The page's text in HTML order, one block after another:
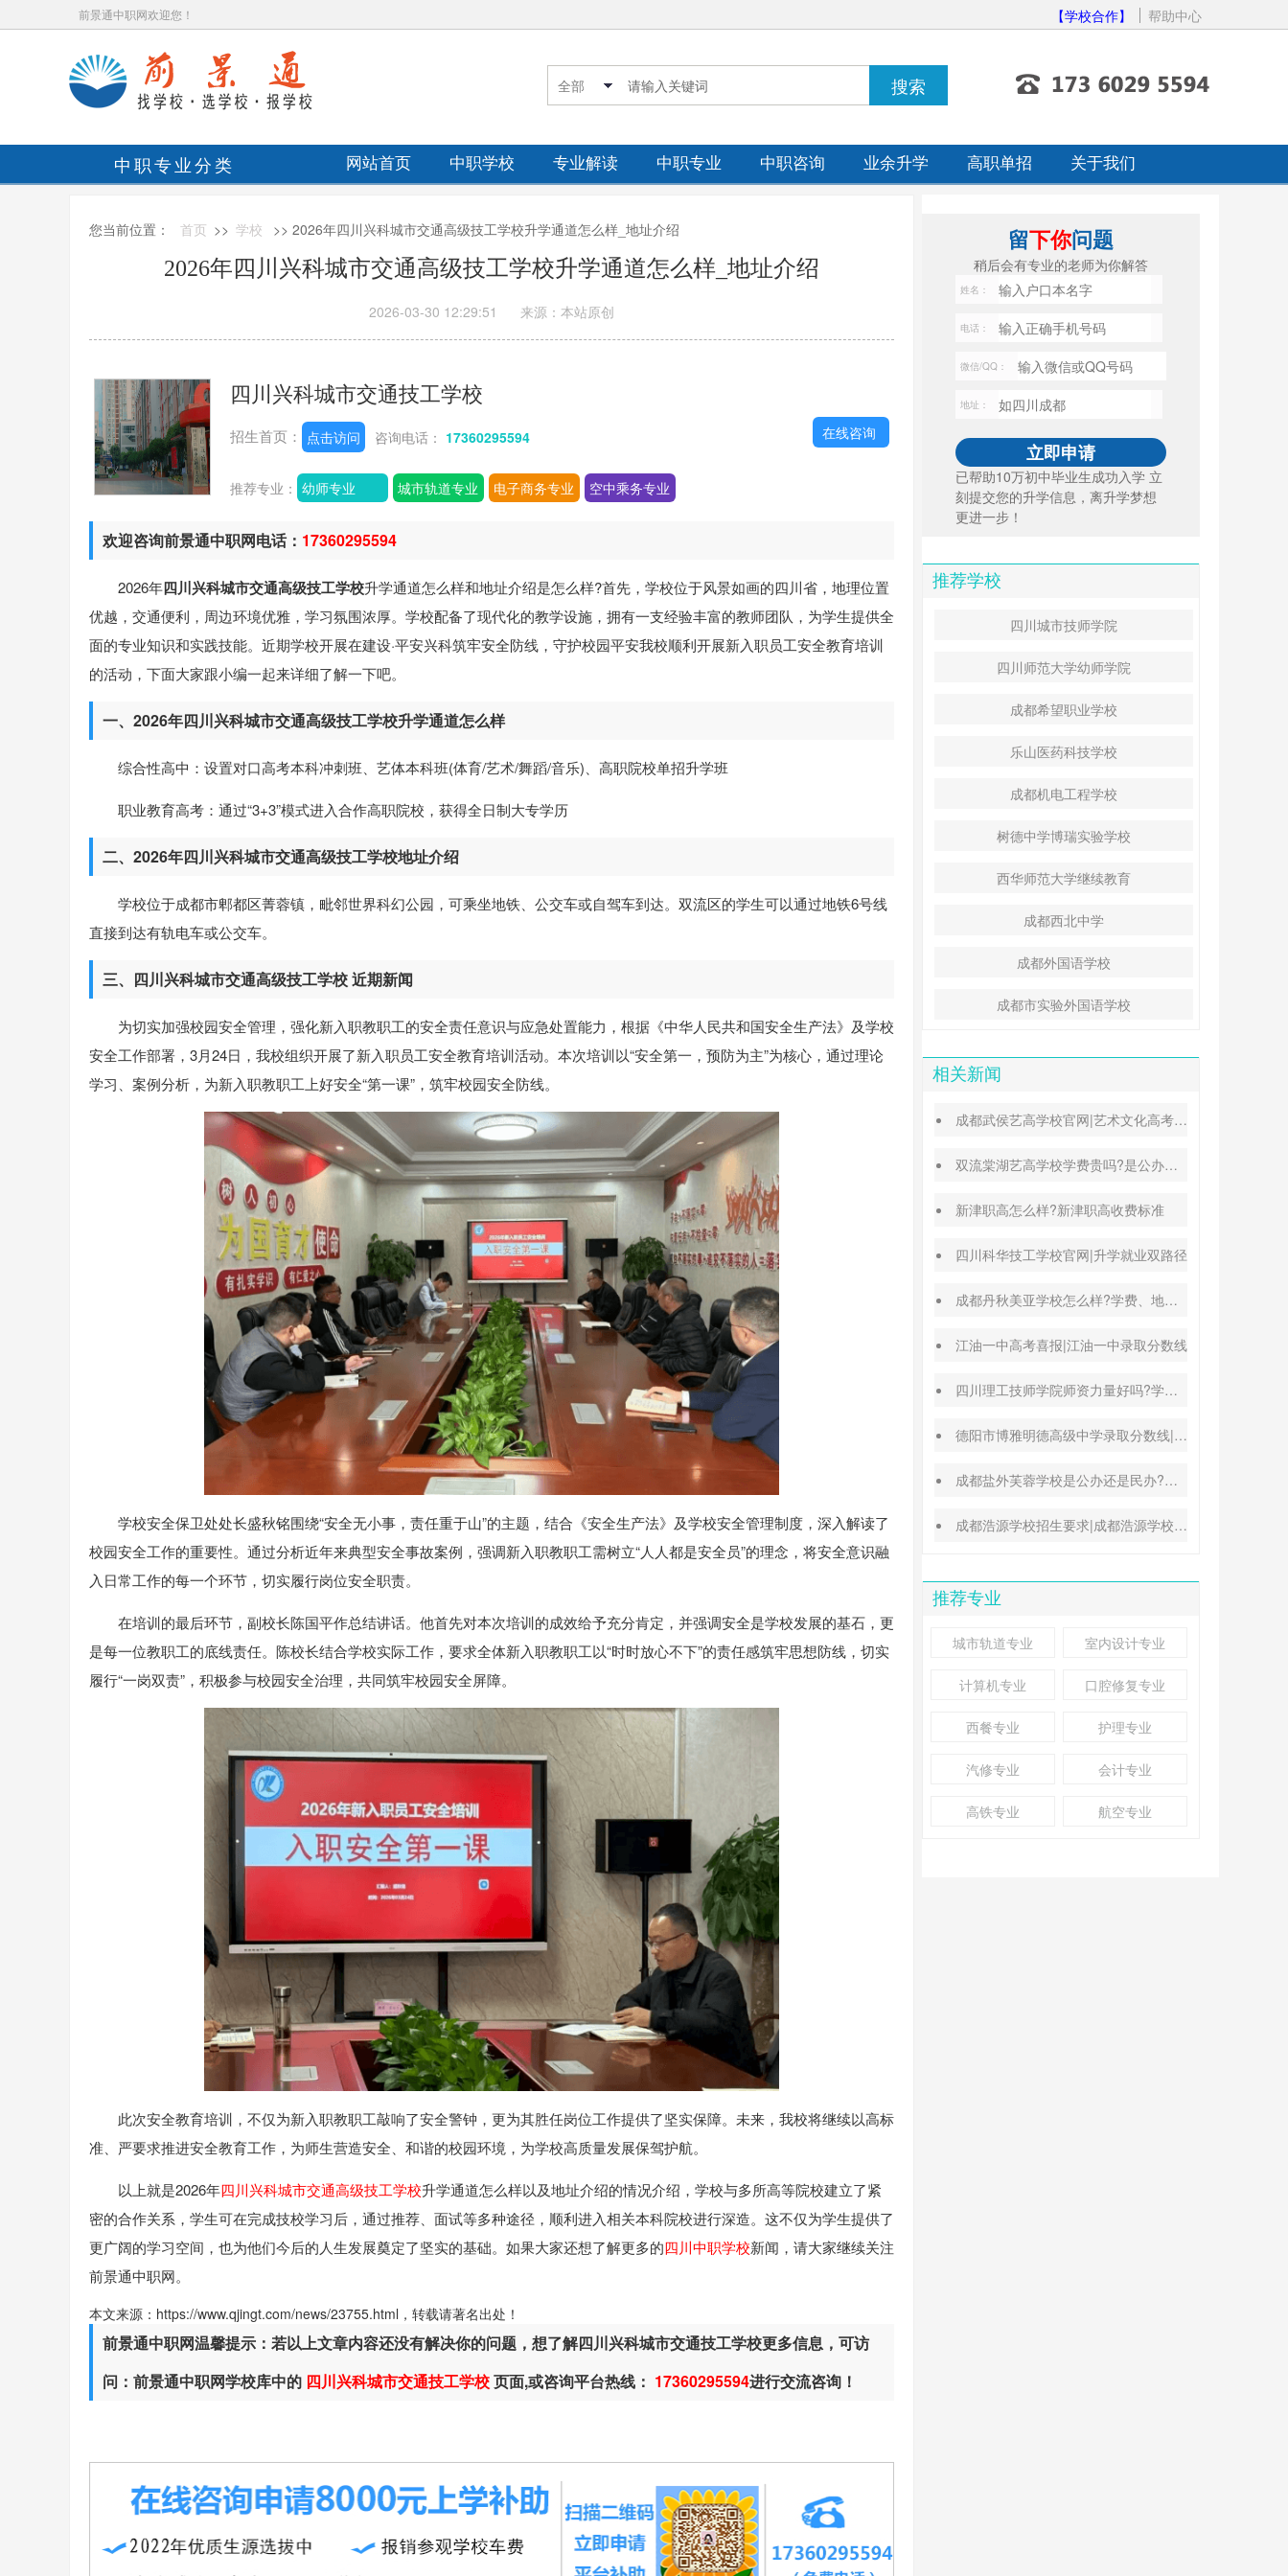
前景通中职网欢迎您！ 【学校合作】 帮助中心
中职专业分类 网站首页 中职学校 专业解读 中职专业 中职咨询 业余升学 高职单招 关于我们
您当前位置： 首页 >> 学校 >> 2026年四川兴科城市交通高级技工学校升学通道怎么样_地址介绍
2026年四川兴科城市交通高级技工学校升学通道怎么样_地址介绍
2026-03-30 12:29:51 来源：本站原创
四川兴科城市交通技工学校
招生首页： 点击访问 咨询电话： 17360295594
推荐专业： 幼师专业 城市轨道专业 电子商务专业 空中乘务专业
在线咨询
欢迎咨询前景通中职网电话： 17360295594
2026年四川兴科城市交通高级技工学校升学通道怎么样和地址介绍是怎么样?首先，学校位于风景如画的四川省，地理位置
优越，交通便利，周边环境优雅，学习氛围浓厚。学校配备了现代化的教学设施，拥有一支经验丰富的教师团队，为学生提供全
面的专业知识和实践技能。近期学校开展在建设·平安兴科筑牢安全防线，守护校园平安我校顺利开展新入职员工安全教育培训
的活动，下面大家跟小编一起来详细了解一下吧。
一、2026年四川兴科城市交通高级技工学校升学通道怎么样
综合性高中：设置对口高考本科冲刺班、艺体本科班(体育/艺术/舞蹈/音乐)、高职院校单招升学班
职业教育高考：通过“3+3”模式进入合作高职院校，获得全日制大专学历
二、2026年四川兴科城市交通高级技工学校地址介绍
学校位于成都市郫都区菁蓉镇，毗邻世界科幻公园，可乘坐地铁、公交车或自驾车到达。双流区的学生可以通过地铁6号线
直接到达有轨电车或公交车。
三、四川兴科城市交通高级技工学校 近期新闻
为切实加强校园安全管理，强化新入职教职工的安全责任意识与应急处置能力，根据《中华人民共和国安全生产法》及学校
安全工作部署，3月24日，我校组织开展了新入职员工安全教育培训活动。本次培训以“安全第一，预防为主”为核心，通过理论
学习、案例分析，为新入职教职工上好安全“第一课”，筑牢校园安全防线。
学校安全保卫处处长盛秋铭围绕“安全无小事，责任重于山”的主题，结合《安全生产法》及学校安全管理制度，深入解读了
校园安全工作的重要性。通过分析近年来典型安全事故案例，强调新入职教职工需树立“人人都是安全员”的理念，将安全意识融
入日常工作的每一个环节，切实履行岗位安全职责。
在培训的最后环节，副校长陈国平作总结讲话。他首先对本次培训的成效给予充分肯定，并强调安全是学校发展的基石，更
是每一位教职工的底线责任。陈校长结合学校实际工作，要求全体新入职教职工以“时时放心不下”的责任感筑牢思想防线，切实
履行“一岗双责”，积极参与校园安全治理，共同筑牢校园安全屏障。
此次安全教育培训，不仅为新入职教职工敲响了安全警钟，更为其胜任岗位工作提供了坚实保障。未来，我校将继续以高标
准、严要求推进安全教育工作，为师生营造安全、和谐的校园环境，为学校高质量发展保驾护航。
以上就是2026年四川兴科城市交通高级技工学校升学通道怎么样以及地址介绍的情况介绍，学校与多所高等院校建立了紧
密的合作关系，学生可在完成技校学习后，通过推荐、面试等多种途径，顺利进入相关本科院校进行深造。这不仅为学生提供了
更广阔的学习空间，也为他们今后的人生发展奠定了坚实的基础。如果大家还想了解更多的四川中职学校新闻，请大家继续关注
前景通中职网。
本文来源：https://www.qjingt.com/news/23755.html，转载请著名出处！
前景通中职网温馨提示：若以上文章内容还没有解决你的问题，想了解四川兴科城市交通技工学校更多信息，可访
问：前景通中职网学校库中的 四川兴科城市交通技工学校页面,或咨询平台热线： 17360295594进行交流咨询！
留下你问题
稍后会有专业的老师为你解答
姓名：
电话：
微信/QQ：
地址：
已帮助10万初中毕业生成功入学 立
刻提交您的升学信息，离升学梦想
更进一步！
推荐学校
四川城市技师学院
四川师范大学幼师学院
成都希望职业学校
乐山医药科技学校
成都机电工程学校
树德中学博瑞实验学校
西华师范大学继续教育
成都西北中学
成都外国语学校
成都市实验外国语学校
相关新闻
成都武侯艺高学校官网|艺术文化高考班能高考吗
双流棠湖艺高学校学费贵吗?是公办还是民办
新津职高怎么样?新津职高收费标准
四川科华技工学校官网|升学就业双路径
成都丹秋美亚学校怎么样?学费、地址、办学特色汇总
江油一中高考喜报|江油一中录取分数线
四川理工技师学院师资力量好吗?学校地址在哪里
德阳市博雅明德高级中学录取分数线|德阳中考普高参考
成都盐外芙蓉学校是公办还是民办?高考升学率高吗?
成都浩源学校招生要求|成都浩源学校升学率高吗?
推荐专业
城市轨道专业 室内设计专业
计算机专业 口腔修复专业
西餐专业 护理专业
汽修专业 会计专业
高铁专业 航空专业